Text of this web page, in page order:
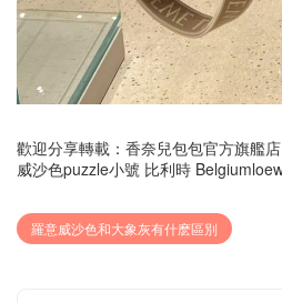
歡迎分享轉載： 香奈兒包包官方旗艦
威沙色puzzle小號 比利時
羅意威沙色和大象灰有什麽區別